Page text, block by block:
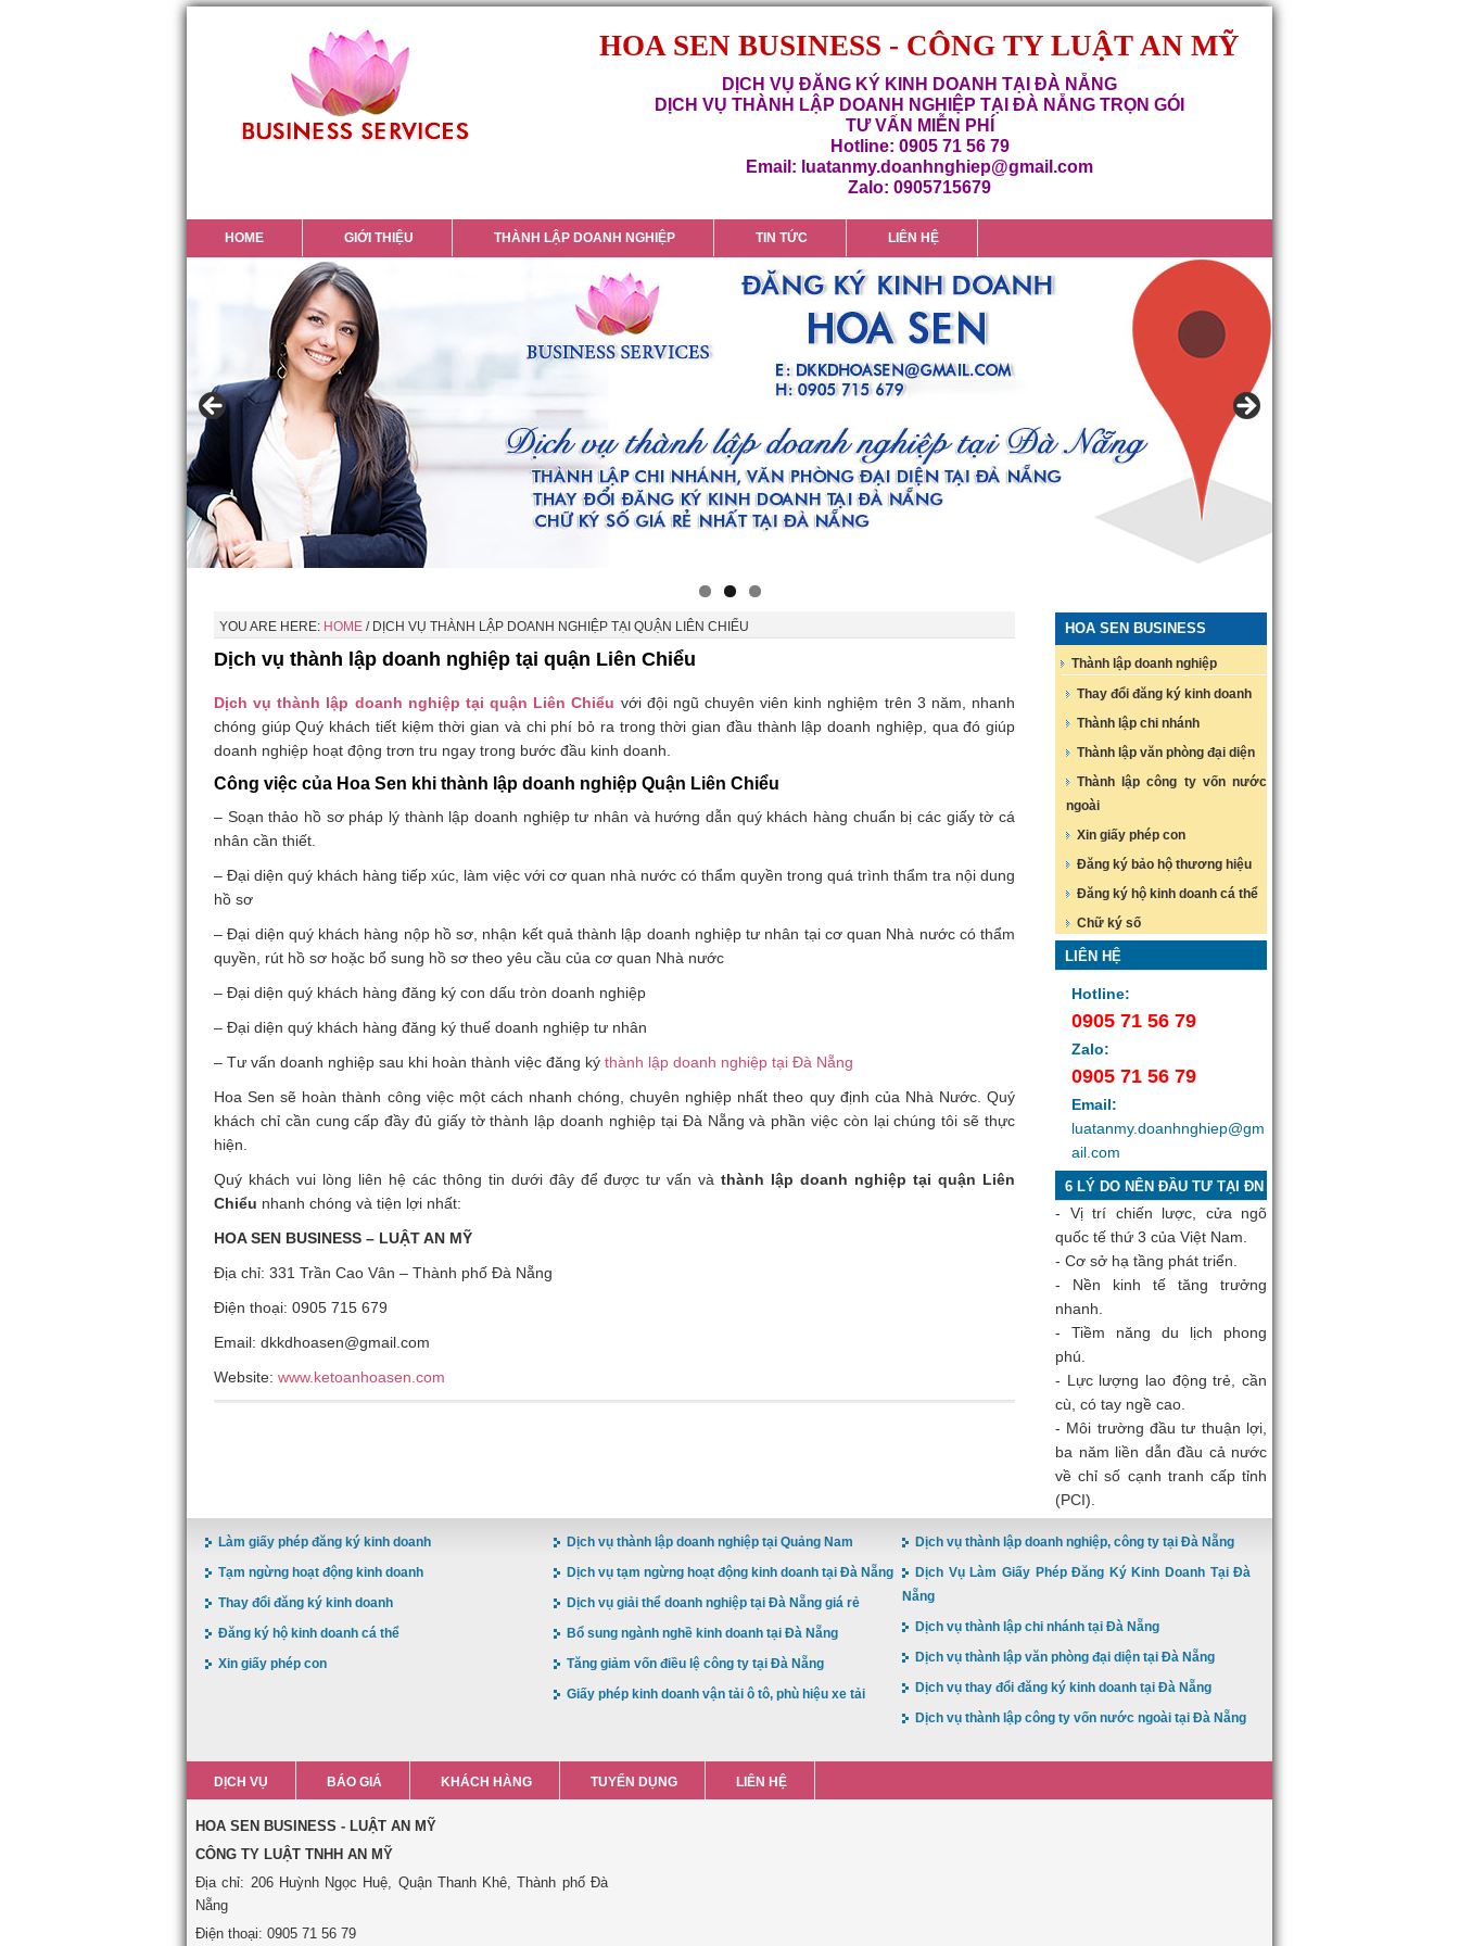
HOA SEN BUSINESS - CÔNG TY LUẬT AN MỸ
DỊCH VỤ ĐĂNG KÝ KINH DOANH TẠI ĐÀ NẴNG
DỊCH VỤ THÀNH LẬP DOANH NGHIỆP TẠI ĐÀ NẴNG TRỌN GÓI
TƯ VẤN MIỄN PHÍ
Hotline: 0905 71 56 79
Email: luatanmy.doanhnghiep@gmail.com
Zalo: 0905715679
HOME GIỚI THIỆU THÀNH LẬP DOANH NGHIỆP TIN TỨC LIÊN HỆ
YOU ARE HERE: HOME /DỊCH VỤ THÀNH LẬP DOANH NGHIỆP TẠI QUẬN LIÊN CHIỂU
Dịch vụ thành lập doanh nghiệp tại quận Liên Chiểu
Dịch vụ thành lập doanh nghiệp tại quận Liên Chiểu với đội ngũ chuyên viên kinh nghiệm trên 3 năm, nhanh
chóng giúp Quý khách tiết kiệm thời gian và chi phí bỏ ra trong thời gian đầu thành lập doanh nghiệp, qua đó giúp
doanh nghiệp hoạt động trơn tru ngay trong bước đầu kinh doanh.
Công việc của Hoa Sen khi thành lập doanh nghiệp Quận Liên Chiểu
– Soạn thảo hồ sơ pháp lý thành lập doanh nghiệp tư nhân và hướng dẫn quý khách hàng chuẩn bị các giấy tờ cá
nhân cần thiết.
– Đại diện quý khách hàng tiếp xúc, làm việc với cơ quan nhà nước có thẩm quyền trong quá trình thẩm tra nội dung
hồ sơ
– Đại diện quý khách hàng nộp hồ sơ, nhận kết quả thành lập doanh nghiệp tư nhân tại cơ quan Nhà nước có thẩm
quyền, rút hồ sơ hoặc bổ sung hồ sơ theo yêu cầu của cơ quan Nhà nước
– Đại diện quý khách hàng đăng ký con dấu tròn doanh nghiệp
– Đại diện quý khách hàng đăng ký thuế doanh nghiệp tư nhân
– Tư vấn doanh nghiệp sau khi hoàn thành việc đăng ký thành lập doanh nghiệp tại Đà Nẵng
Hoa Sen sẽ hoàn thành công việc một cách nhanh chóng, chuyên nghiệp nhất theo quy định của Nhà Nước. Quý
khách chỉ cần cung cấp đầy đủ giấy tờ thành lập doanh nghiệp tại Đà Nẵng và phần việc còn lại chúng tôi sẽ thực
hiện.
Quý khách vui lòng liên hệ các thông tin dưới đây để được tư vấn vàthành lập doanh nghiệp tại quận Liên
Chiểu nhanh chóng và tiện lợi nhất:
HOA SEN BUSINESS – LUẬT AN MỸ
Địa chỉ: 331 Trần Cao Vân – Thành phố Đà Nẵng
Điện thoại: 0905 715 679
Email: dkkdhoasen@gmail.com
Website: www.ketoanhoasen.com
HOA SEN BUSINESS
Thành lập doanh nghiệp
Thay đổi đăng ký kinh doanh
Thành lập chi nhánh
Thành lập văn phòng đại diện
Thành lập công ty vốn nước
ngoài
Xin giấy phép con
Đăng ký bảo hộ thương hiệu
Đăng ký hộ kinh doanh cá thể
Chữ ký số
LIÊN HỆ
Hotline:
0905 71 56 79
Zalo:
0905 71 56 79
Email:
luatanmy.doanhnghiep@gm
ail.com
6 LÝ DO NÊN ĐẦU TƯ TẠI ĐN
- Vị trí chiến lược, cửa ngõ
quốc tế thứ 3 của Việt Nam.
- Cơ sở hạ tầng phát triển.
- Nền kinh tế tăng trưởng
nhanh.
- Tiềm năng du lịch phong
phú.
- Lực lượng lao động trẻ, cần
cù, có tay ngề cao.
- Môi trường đầu tư thuận lợi,
ba năm liền dẫn đầu cả nước
về chỉ số cạnh tranh cấp tỉnh
(PCI).
Làm giấy phép đăng ký kinh doanh
Tạm ngừng hoạt động kinh doanh
Thay đổi đăng ký kinh doanh
Đăng ký hộ kinh doanh cá thể
Xin giấy phép con
Dịch vụ thành lập doanh nghiệp tại Quảng Nam
Dịch vụ tạm ngừng hoạt động kinh doanh tại Đà Nẵng
Dịch vụ giải thể doanh nghiệp tại Đà Nẵng giá rẻ
Bổ sung ngành nghề kinh doanh tại Đà Nẵng
Tăng giảm vốn điều lệ công ty tại Đà Nẵng
Giấy phép kinh doanh vận tải ô tô, phù hiệu xe tải
Dịch vụ thành lập doanh nghiệp, công ty tại Đà Nẵng
Dịch Vụ Làm Giấy Phép Đăng Ký Kinh Doanh Tại Đà
Nẵng
Dịch vụ thành lập chi nhánh tại Đà Nẵng
Dịch vụ thành lập văn phòng đại diện tại Đà Nẵng
Dịch vụ thay đổi đăng ký kinh doanh tại Đà Nẵng
Dịch vụ thành lập công ty vốn nước ngoài tại Đà Nẵng
DỊCH VỤ BÁO GIÁ KHÁCH HÀNG TUYỂN DỤNG LIÊN HỆ
HOA SEN BUSINESS - LUẬT AN MỸ
CÔNG TY LUẬT TNHH AN MỸ
Địa chỉ: 206 Huỳnh Ngọc Huệ, Quận Thanh Khê, Thành phố Đà
Nẵng
Điện thoại: 0905 71 56 79